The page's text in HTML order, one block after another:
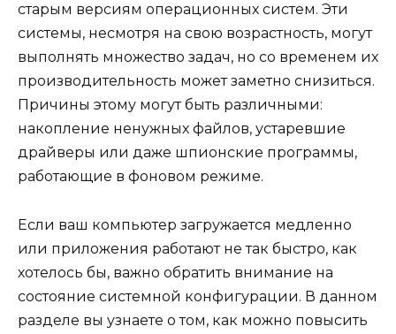
старым версиям операционных систем. Эти
системы, несмотря на свою возрастность, могут
выполнять множество задач, но со временем их
производительность может заметно снизиться.
Причины этому могут быть различными:
накопление ненужных файлов, устаревшие
драйверы или даже шпионские программы,
работающие в фоновом режиме.
Если ваш компьютер загружается медленно
или приложения работают не так быстро, как
хотелось бы, важно обратить внимание на
состояние системной конфигурации. В данном
разделе вы узнаете о том, как можно повысить